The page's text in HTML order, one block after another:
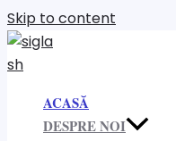
Skip to content
ACASĂ
DESPRE NOI